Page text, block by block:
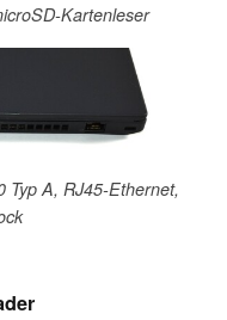
Kartenleser
Typ A, RJ45-Ethernet,